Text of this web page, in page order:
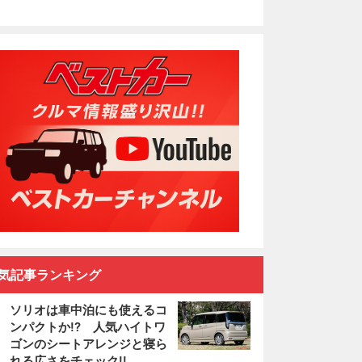
記事ランキング
ソリオは車中泊にも使えるコ
ンパクトか!? 人気ハイトワ
ゴンのシートアレンジと寝ら